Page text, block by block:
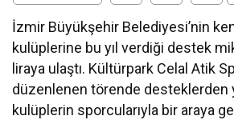
İzmir Büyükşehir Belediyesi’nin
kulüplerine bu yıl verdiği destek
liraya ulaştı. Kültürpark Celal Atik
düzenlenen törende desteklerden
kulüplerin sporcularıyla bir araya